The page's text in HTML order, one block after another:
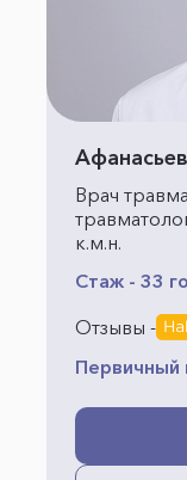
Врач
к.м.н.
Стаж - 33
Отзывы -
Первичный